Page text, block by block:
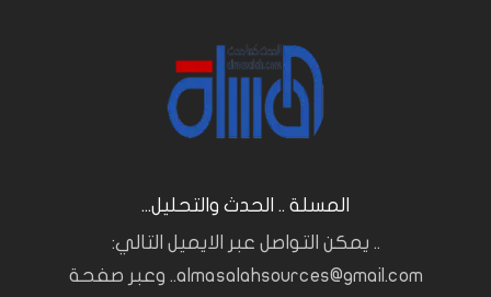
المسلة .. الحدث والتحليل...
.. يمكن التواصل عبر الايميل التالي:
almasalahsources@gmail.com.. وعبر صفحة